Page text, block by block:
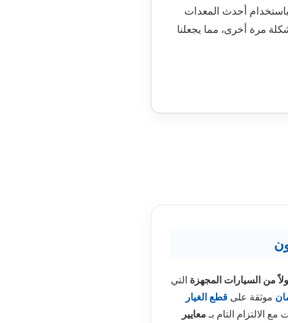
باستخدام أحدث المعدات
مرة أخرى، مما يجعلنا
من السيارات المجهزة التي
موثقة علىقطع الغيار
الالتزام التام بـمعايير